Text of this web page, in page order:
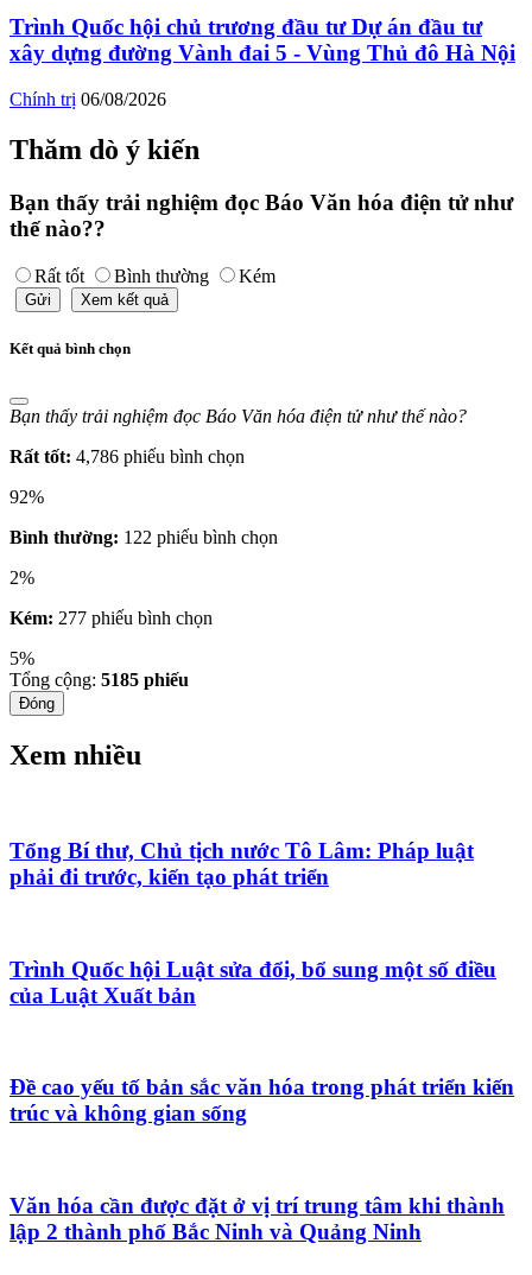
Trình Quốc hội chủ trương đầu tư Dự án đầu tư
xây dựng đường Vành đai 5 - Vùng Thủ đô Hà Nội
Chính trị 06/08/2026
Thăm dò ý kiến
Bạn thấy trải nghiệm đọc Báo Văn hóa điện tử như
thế nào??
Rất tốt Bình thường Kém
Gửi Xem kết quả
Kết quả bình chọn
Bạn thấy trải nghiệm đọc Báo Văn hóa điện tử như thế nào?
Rất tốt: 4,786 phiếu bình chọn
92%
Bình thường: 122 phiếu bình chọn
2%
Kém: 277 phiếu bình chọn
5%
Tổng cộng: 5185 phiếu
Đóng
Xem nhiều
Tổng Bí thư, Chủ tịch nước Tô Lâm: Pháp luật
phải đi trước, kiến tạo phát triển
Trình Quốc hội Luật sửa đổi, bổ sung một số điều
của Luật Xuất bản
Đề cao yếu tố bản sắc văn hóa trong phát triển kiến
trúc và không gian sống
Văn hóa cần được đặt ở vị trí trung tâm khi thành
lập 2 thành phố Bắc Ninh và Quảng Ninh